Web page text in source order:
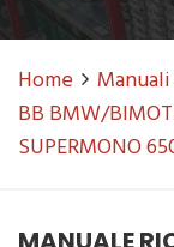
Home Manuali
BB BMW/
SUPERMONO